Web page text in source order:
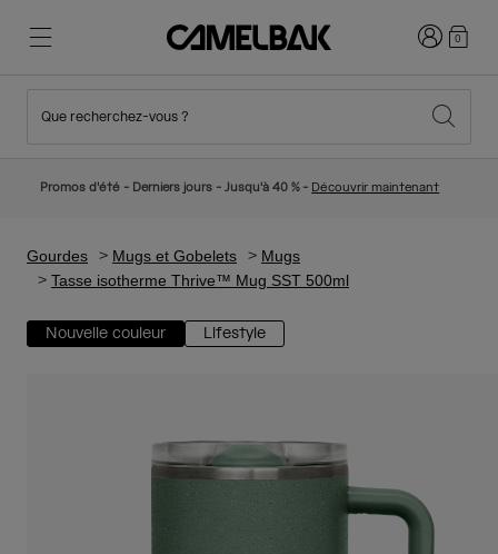
Nouveautés
Sacs Hydratation
Gourdes
Mugs et Gobelets
Randonnée
Voyages et style de vie
Abandonner le tout Jetable
Connexion
0
Que recherchez-vous ?
Promos d'été - Derniers jours - Jusqu'à 40 % - Découvrir maintenant
Gourdes Mugs et Gobelets
Mugs
Tasse isotherme Thrive™ Mug SST 500ml
Nouvelle couleur Lifestyle